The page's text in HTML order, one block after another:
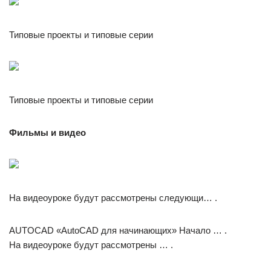
Типовые проекты и типовые серии
Типовые проекты и типовые серии
Фильмы и видео
На видеоуроке будут рассмотрены следующи… .
AUTOCAD «AutoCAD для начинающих» Начало … .
На видеоуроке будут рассмотрены … .